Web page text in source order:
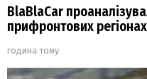
BlaBlaCar
прифронтових
година тому